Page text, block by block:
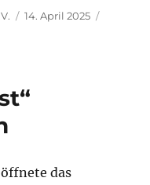
Veröffentlicht
14. April 2025
das